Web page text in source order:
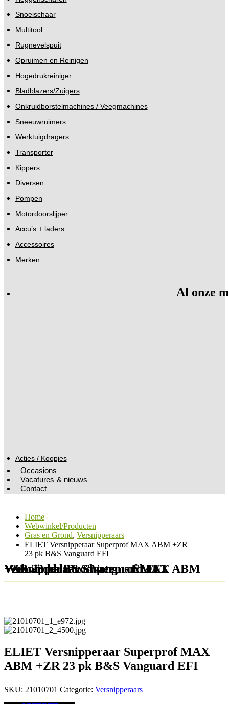
Snoeischaar
Multitool
Rugnevelspuit
Opruimen en Reinigen
Hogedrukreiniger
Bladblazers/Zuigers
Onkruidborstelmachines / Veegmachines
Sneeuwruimers
Werktuigdragers
Transporter
Kippers
Diversen
Pompen
Motordoorslijper
Accu’s + laders
Accessoires
Merken
Al onze
Acties / Koopjes
Occasions
Vacatures & nieuws
Contact
Home
Webwinkel/Producten
Gras en Grond, Versnipperaars
ELIET Versnipperaar Superprof MAX ABM +ZR
23 pk B&S Vanguard EFI
Webwinkel/Producten - ELIET Versnipperaar Superprof MAX ABM +ZR 23 pk B&S Vanguard EFI
ELIET Versnipperaar Superprof MAX
ABM +ZR 23 pk B&S Vanguard EFI
SKU: 21010701 Categorie: Versnipperaars